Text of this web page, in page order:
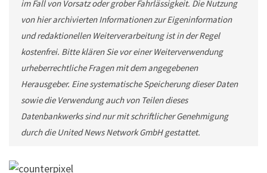
im Fall von Vorsatz oder grober Fahrlässigkeit. Die Nutzung
von hier archivierten Informationen zur Eigeninformation
und redaktionellen Weiterverarbeitung ist in der Regel
kostenfrei. Bitte klären Sie vor einer Weiterverwendung
urheberrechtliche Fragen mit dem angegebenen
Herausgeber. Eine systematische Speicherung dieser Daten
sowie die Verwendung auch von Teilen dieses
Datenbankwerks sind nur mit schriftlicher Genehmigung
durch die United News Network GmbH gestattet.